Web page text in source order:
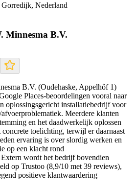
Nederland
Minnesma B.V.
B.V. (Oudehaske, Appelhôf 1)
Places-beoordelingen vooral naar
oplossingsgericht installatiebedrijf voor
Meerdere klanten
en het daadwerkelijk oplossen
concrete toelichting, terwijl er daarnaast
ervaring is over slordig werken en
op een klacht rond
wordt het bedrijf bovendien
op Trustoo (8,9/10 met 39 reviews),
positieve klantwaardering